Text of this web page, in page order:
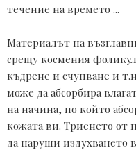
течение на времето ...
Материалът на
срещу космения
къдрене и счупване и
може да абсорбира
на начина, по който
кожата ви. Триенето от
да наруши издухването